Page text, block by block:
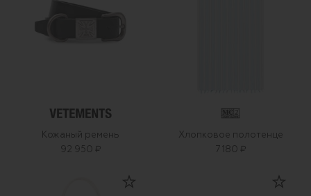
Кожаный ремень
92 950 ₽
Хлопковое полотенце
7 180 ₽